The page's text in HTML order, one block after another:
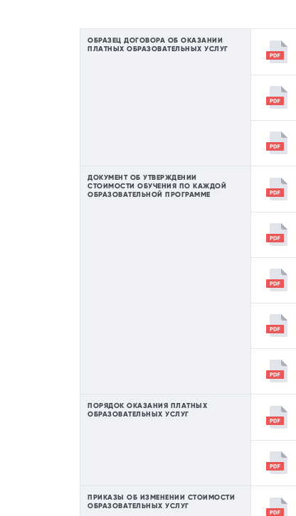
ОБРАЗЕЦ ДОГОВОРА ОБ ОКАЗАНИИ
ПЛАТНЫХ ОБРАЗОВАТЕЛЬНЫХ УСЛУГ
ДОКУМЕНТ ОБ УТВЕРЖДЕНИИ
СТОИМОСТИ ОБУЧЕНИЯ ПО КАЖДОЙ
ОБРАЗОВАТЕЛЬНОЙ ПРОГРАММЕ
ПОРЯДОК ОКАЗАНИЯ ПЛАТНЫХ
ОБРАЗОВАТЕЛЬНЫХ УСЛУГ
ПРИКАЗЫ ОБ ИЗМЕНЕНИИ СТОИМОСТИ
ОБРАЗОВАТЕЛЬНЫХ УСЛУГ